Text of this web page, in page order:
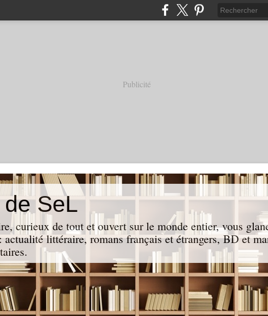
Publicité
SeL
curieux de tout et ouvert sur le monde entier, vous
actualité littéraire, romans français et étrangers, BD et